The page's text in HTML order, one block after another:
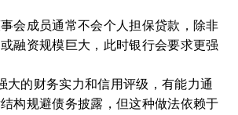
会成员通常不会个人担保贷款，除非
融资规模巨大，此时银行会要求更强
大的财务实力和信用评级，有能力通
构规避债务披露，但这种做法依赖于